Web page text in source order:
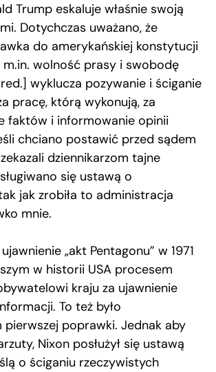
Trump eskaluje właśnie swoją
Dotychczas uważano, że
do amerykańskiej konstytucji
wolność prasy i swobodę
wyklucza pozywanie i ściganie
pracę, którą wykonują, za
faktów i informowanie opinii
chciano postawić przed sądem
dziennikarzom tajne
się ustawą o
jak zrobiła to administracja
mnie.
„akt Pentagonu” w 1971
w historii USA procesem
kraju za ujawnienie
To też było
pierwszej poprawki. Jednak aby
Nixon posłużył się ustawą
o ściganiu rzeczywistych